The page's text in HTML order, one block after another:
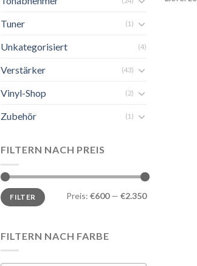
Tuner (1)
Unkategorisiert (4)
Verstärker (43)
Vinyl-Shop (2)
Zubehör (1)
FILTERN NACH PREIS
FILTER Preis: €600— €2.350
FILTERN NACH FARBE